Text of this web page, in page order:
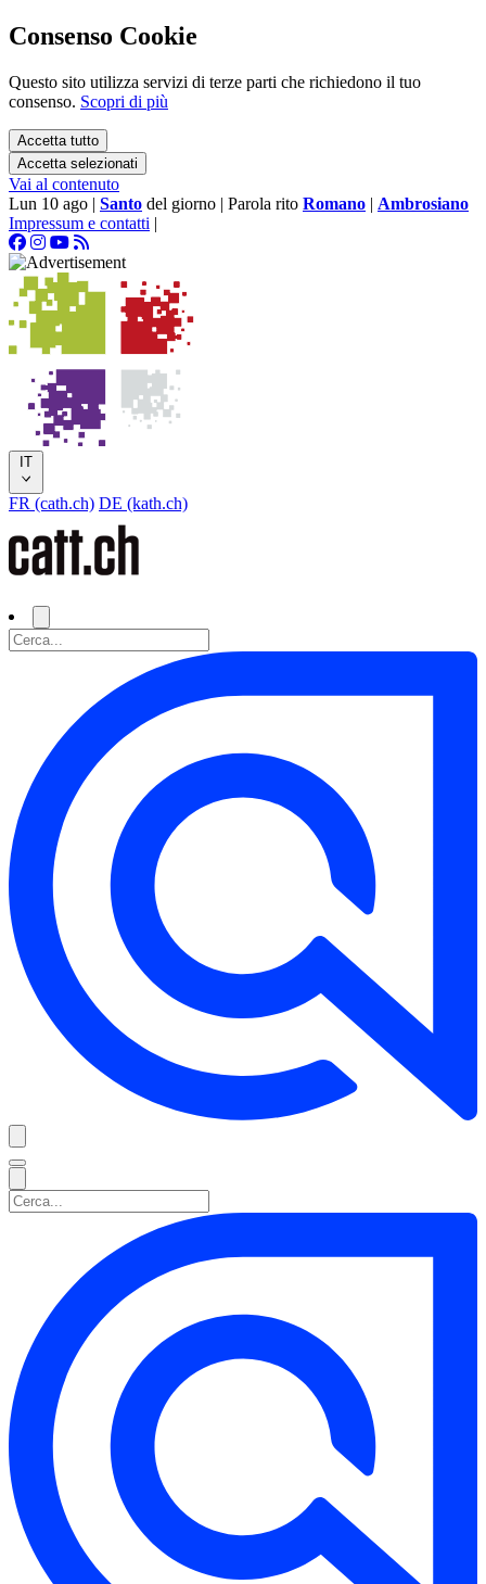
Consenso Cookie
Questo sito utilizza servizi di terze parti che richiedono il tuo
consenso. Scopri di più
Accetta tutto
Accetta selezionati
Vai al contenuto
Lun 10 ago | Santo del giorno | Parola rito Romano | Ambrosiano
Impressum e contatti |
IT
FR (cath.ch) DE (kath.ch)